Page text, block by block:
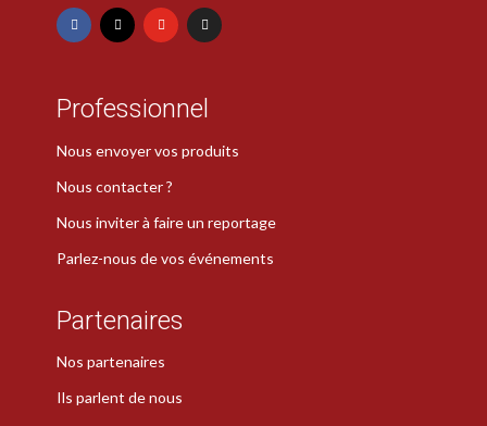
Professionnel
Nous envoyer vos produits
Nous contacter ?
Nous inviter à faire un reportage
Parlez-nous de vos événements
Partenaires
Nos partenaires
Ils parlent de nous